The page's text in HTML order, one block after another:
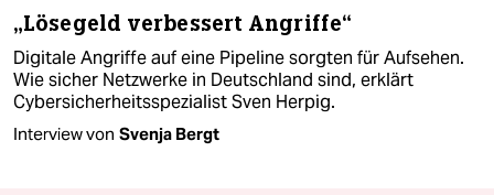
„Lösegeld verbessert Angriffe“
Digitale Angriffe auf eine Pipeline sorgten für Aufsehen.
Wie sicher Netzwerke in Deutschland sind, erklärt
Cybersicherheitsspezialist Sven Herpig.
Interview von Svenja Bergt